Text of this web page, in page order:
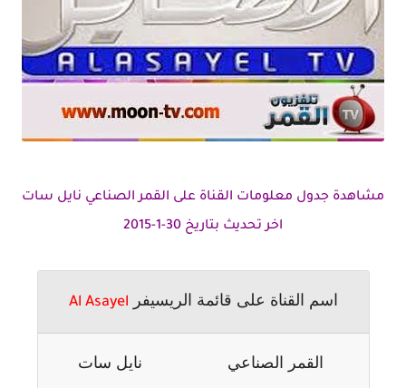
مشاهدة جدول معلومات القناة على القمر الصناعي نايل سات
اخر تحديث بتاريخ 30-1-2015
اسم القناة على قائمة الريسيفر Al Asayel
القمر الصناعي نايل سات